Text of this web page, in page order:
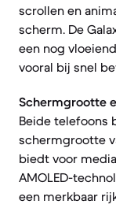
scrollen en
scherm. De
een nog
vooral bij snel
Schermgrootte
Beide telefoons
schermgrootte
biedt voor
AMOLED-
een merkbaar